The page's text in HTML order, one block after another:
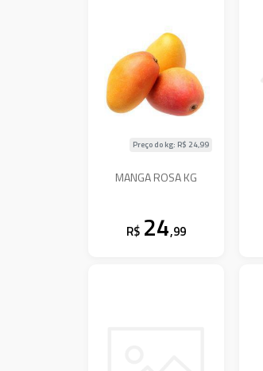
MANGA ROSA KG
Preço do kg: R$ 24,99
R$ 24,99